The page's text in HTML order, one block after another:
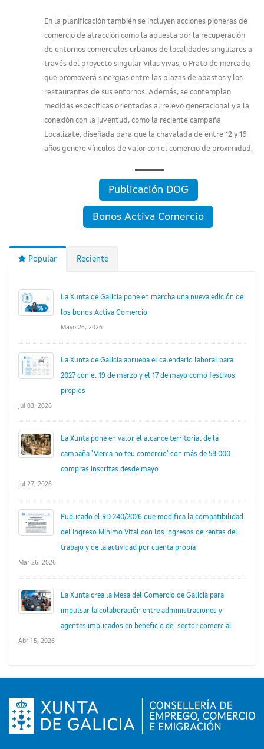
En la planificación también se incluyen acciones pioneras de
comercio de atracción como la apuesta por la recuperación
de entornos comerciales urbanos de localidades singulares a
través del proyecto singular Vilas vivas, o Prato de mercado,
que promoverá sinergias entre las plazas de abastos y los
restaurantes de sus entornos. Además, se contemplan
medidas específicas orientadas al relevo generacional y a la
conexión con la juventud, como la reciente campaña
Localízate, diseñada para que la chavalada de entre 12 y 16
años genere vínculos de valor con el comercio de proximidad.
Publicación DOG
Bonos Activa Comercio
Popular Reciente
La Xunta de Galicia pone en marcha una nueva edición de
los bonos Activa Comercio
Mayo 26, 2026
La Xunta de Galicia aprueba el calendario laboral para
2027 con el 19 de marzo y el 17 de mayo como festivos
propios
Jul 03, 2026
La Xunta pone en valor el alcance territorial de la
campaña 'Merca no teu comercio' con más de 58.000
compras inscritas desde mayo
Jul 27, 2026
Publicado el RD 240/2026 que modifica la compatibilidad
del Ingreso Mínimo Vital con los ingresos de rentas del
trabajo y de la actividad por cuenta propia
Mar 26, 2026
La Xunta crea la Mesa del Comercio de Galicia para
impulsar la colaboración entre administraciones y
agentes implicados en beneficio del sector comercial
Abr 15, 2026